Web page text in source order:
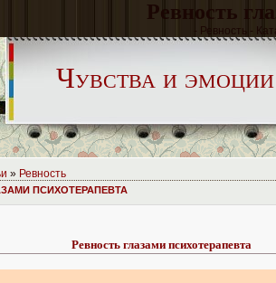
Ревность
- Ревность -
Чувства и эмоции
» Ревность
ПСИХОТЕРАПЕВТА
Ревность глазами психотерапевта